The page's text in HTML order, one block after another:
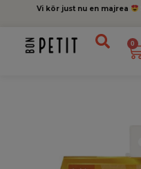
Vi kör just nu en majrea
0